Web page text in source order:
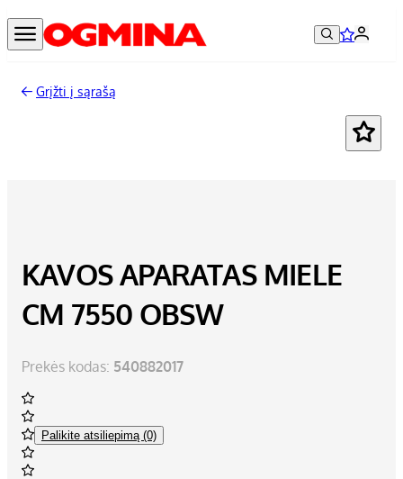
Grįžti į sąrašą
KAVOS APARATAS MIELE
CM 7550 OBSW
Prekės kodas: 540882017
Palikite atsiliepimą (0)